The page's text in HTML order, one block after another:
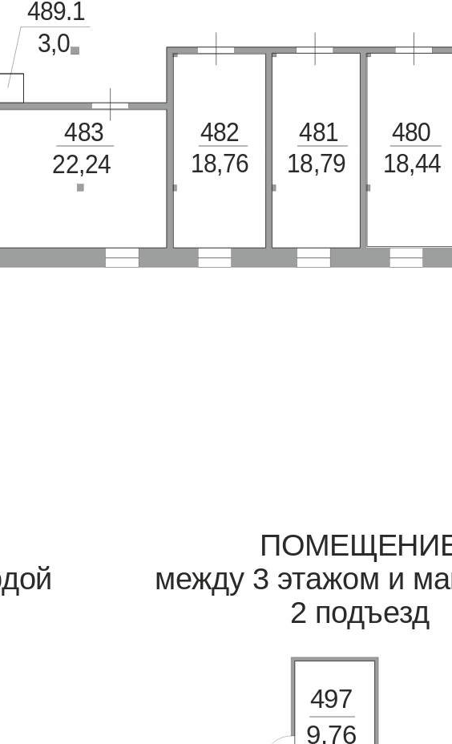
между 3 этажом и
2 подъезд
497
9,76
480
481
482
483
18,44
18,79
18,76
22,24
3,0
489.1